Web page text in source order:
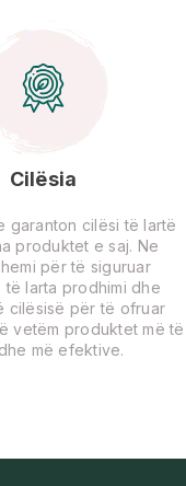
Cilësia
garanton cilësi të lartë
produktet e saj. Ne
për të siguruar
të larta prodhimi dhe
cilësisë për të ofruar
vetëm produktet më të
më efektive.